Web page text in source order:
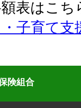
表はこ
・子育て支
険組合